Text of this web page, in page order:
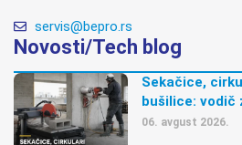
servis@bepro.rs
Novosti/Tech blog
Sekačice,
bušilice: vodič
06. avgust 2026.